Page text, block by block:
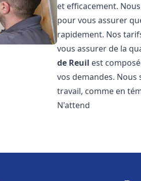
et efficacement.
pour vous assurer
rapidement. Nos
vous assurer de la
de Reuil est
vos demandes.
travail, comme en
N'attend